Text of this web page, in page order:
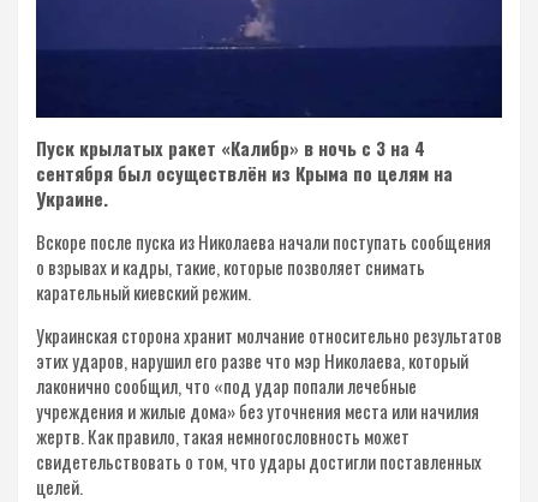
Пуск крылатых ракет «Калибр» в ночь с 3 на 4
сентября был осуществлён из Крыма по целям на
Украине.
Вскоре после пуска из Николаева начали поступать сообщения
о взрывах и кадры, такие, которые позволяет снимать
карательный киевский режим.
Украинская сторона хранит молчание относительно результатов
этих ударов, нарушил его разве что мэр Николаева, который
лаконично сообщил, что «под удар попали лечебные
учреждения и жилые дома» без уточнения места или начилия
жертв. Как правило, такая немногословность может
свидетельствовать о том, что удары достигли поставленных
целей.